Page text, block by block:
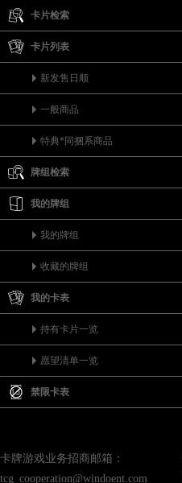
卡片检索
卡片列表
新发售日顺
一般商品
特典*同捆系商品
牌组检索
我的牌组
我的牌组
收藏的牌组
我的卡表
持有卡片一览
愿望清单一览
禁限卡表
卡牌游戏业务招商邮箱：
tcg_cooperation@windoent.com